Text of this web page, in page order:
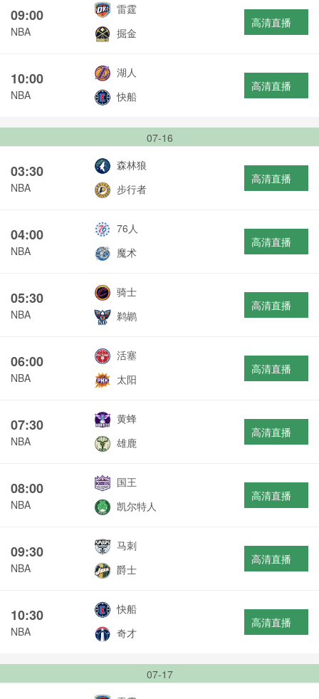
09:00
NBA
雷霆
掘金
高清直播
10:00
NBA
湖人
快船
高清直播
07-16
03:30
NBA
森林狼
步行者
高清直播
04:00
NBA
76人
魔术
高清直播
05:30
NBA
骑士
鹈鹕
高清直播
06:00
NBA
活塞
太阳
高清直播
07:30
NBA
黄蜂
雄鹿
高清直播
08:00
NBA
国王
凯尔特人
高清直播
09:30
NBA
马刺
爵士
高清直播
10:30
NBA
快船
奇才
高清直播
07-17